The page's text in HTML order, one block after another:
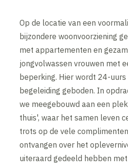
Op de locatie van een
bijzondere woonvoorziening
met appartementen en
jongvolwassen vrouwen met
beperking. Hier wordt 24-
begeleiding geboden. In
we meegebouwd aan een
thuis', waar het samen leven
trots op de vele
ontvangen over het
uiteraard gedeeld hebben